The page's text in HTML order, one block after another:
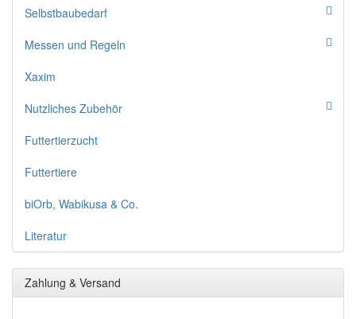
Selbstbaubedarf
Messen und Regeln
Xaxim
Nutzliches Zubehör
Futtertierzucht
Futtertiere
biOrb, Wabikusa & Co.
Literatur
Zahlung & Versand